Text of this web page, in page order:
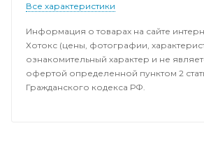
Все характеристики
Информация о товарах на сайте
Хотокс (цены, фотографии,
ознакомительный характер и не
офертой определенной пунктом 2
Гражданского кодекса РФ.